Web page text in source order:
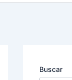
Buscar